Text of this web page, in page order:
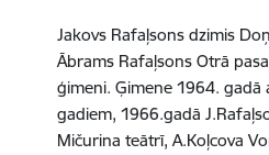
Jakovs Rafaļsons dzimis
Ābrams Rafaļsons Otrā
ģimeni. Ģimene 1964. gadā
gadiem, 1966.gadā
Mičurina teātrī, A.Koļcova